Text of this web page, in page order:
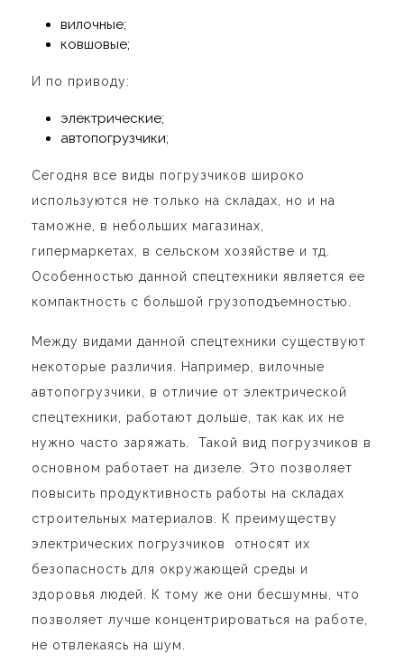
вилочные;
ковшовые;
И по приводу:
электрические;
автопогрузчики;
Сегодня все виды погрузчиков широко
используются не только на складах, но и на
таможне, в небольших магазинах,
гипермаркетах, в сельском хозяйстве и тд.
Особенностью данной спецтехники является ее
компактность с большой грузоподъемностью.
Между видами данной спецтехники существуют
некоторые различия. Например, вилочные
автопогрузчики, в отличие от электрической
спецтехники, работают дольше, так как их не
нужно часто заряжать. Такой вид погрузчиков в
основном работает на дизеле. Это позволяет
повысить продуктивность работы на складах
строительных материалов. К преимуществу
электрических погрузчиков относят их
безопасность для окружающей среды и
здоровья людей. К тому же они бесшумны, что
позволяет лучше концентрироваться на работе,
не отвлекаясь на шум.